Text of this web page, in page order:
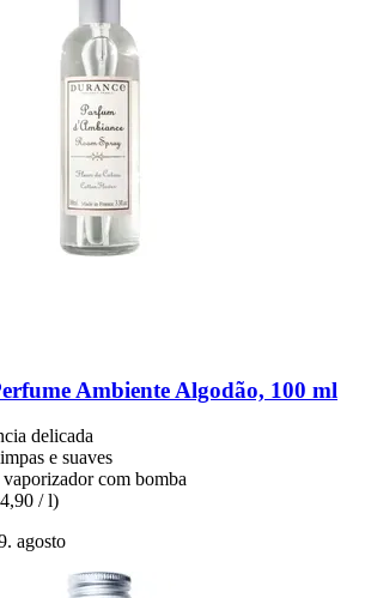
Ambiente Algodão, 100 ml
delicada
e suaves
com bomba
/ l)
agosto